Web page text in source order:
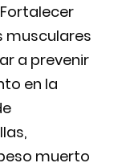
musculares
a prevenir
en la
muerto